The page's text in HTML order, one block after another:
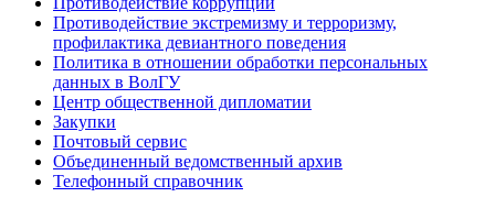
Противодействие экстремизму и терроризму,
профилактика девиантного поведения
Политика в отношении обработки персональных
данных в ВолГУ
Центр общественной дипломатии
Закупки
Почтовый сервис
Объединенный ведомственный архив
Телефонный справочник